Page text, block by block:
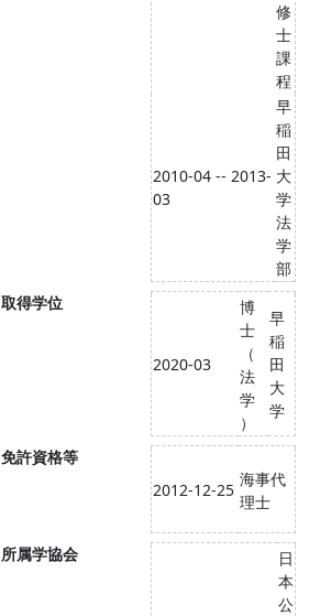
修
士
課
程
2010-04 -- 2013-
03
早
稲
田
大
学
法
学
部
取得学位
2020-03
博
士
（
法
学
）
早
稲
田
大
学
免許資格等
2012-12-25
海事代
理士
所属学協会
日
本
公